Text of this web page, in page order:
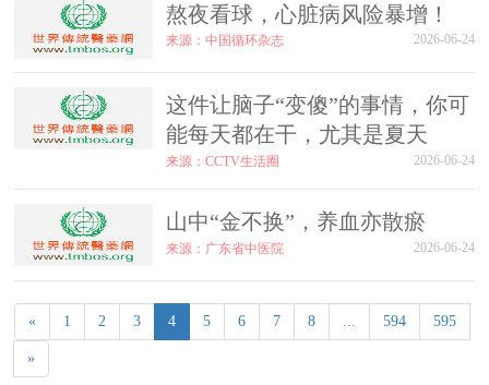
熬夜看球，心脏病风险暴增！
来源：中国循环杂志 2026-06-24
这件让脑子“变傻”的事情，你可
能每天都在干，尤其是夏天
来源：CCTV生活圈 2026-06-24
山中“金不换”，养血亦散瘀
来源：广东省中医院 2026-06-24
« 1 2 3 4 5 6 7 8 594 595
»